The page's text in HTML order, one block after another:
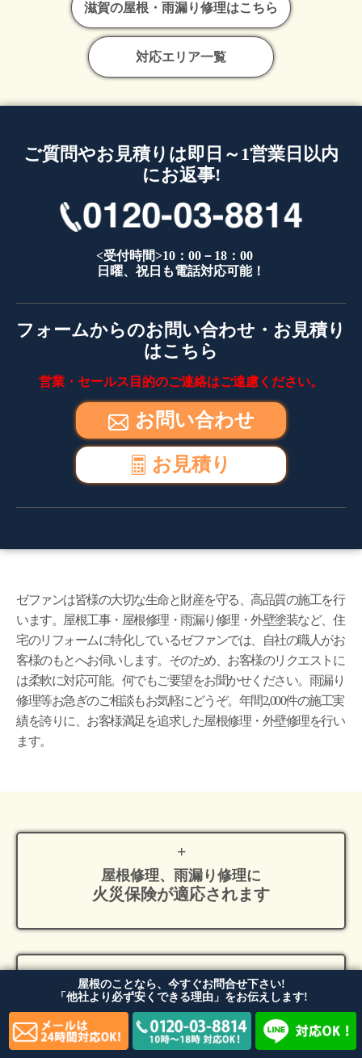
滋賀の屋根・雨漏り修理はこちら
対応エリア一覧
ご質問やお見積りは即日～1営業日以内
にお返事!
<受付時間>10：00－18：00
日曜、祝日も電話対応可能！
フォームからのお問い合わせ・お見積り
はこちら
営業・セールス目的のご連絡はご遠慮ください。
お問い合わせ
お見積り
ゼファンは皆様の大切な生命と財産を守る、高品質の施工を行
います。屋根工事・屋根修理・雨漏り修理・外壁塗装など、住
宅のリフォームに特化しているゼファンでは、自社の職人がお
客様のもとへお伺いします。そのため、お客様のリクエストに
は柔軟に対応可能。何でもご要望をお聞かせください。雨漏り
修理等お急ぎのご相談もお気軽にどうぞ。年間2,000件の施工実
績を誇りに、お客様満足を追求した屋根修理・外壁修理を行い
ます。
屋根修理、雨漏り修理に
火災保険が適応されます
屋根修理・雨漏り
修理の費用内訳
屋根のことなら、今すぐお問合せ下さい!
「他社より必ず安くできる理由」をお伝えします!